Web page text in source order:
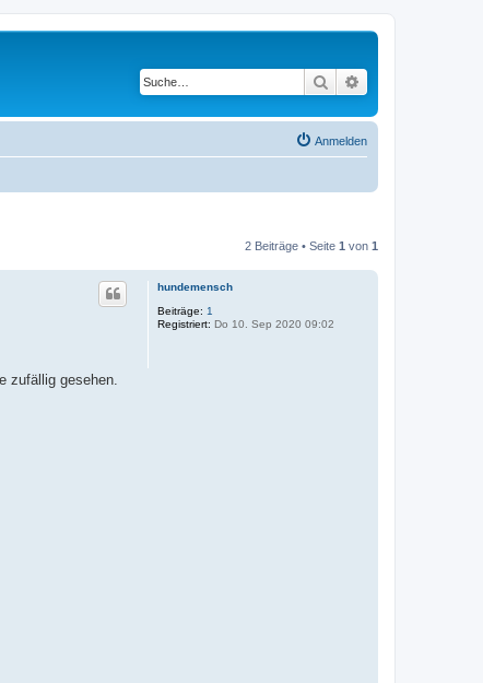
Suche
Anmelden
2 Beiträge • Seite 1 von 1
hundemensch
Beiträge: 1
Registriert: Do 10. Sep 2020 09:02
zufällig gesehen.